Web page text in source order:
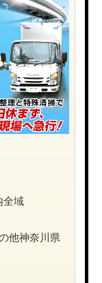
全域
他神奈川県